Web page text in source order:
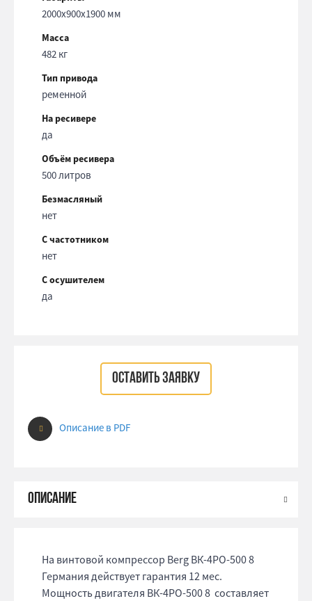
2000x900x1900 мм
Масса
482 кг
Тип привода
ременной
На ресивере
да
Объём ресивера
500 литров
Безмасляный
нет
С частотником
нет
С осушителем
да
ОСТАВИТЬ ЗАЯВКУ
Описание в PDF
На винтовой компрессор Berg ВК-4РО-500 8
Германия действует гарантия 12 мес.
Мощность двигателя ВК-4РО-500 8 составляет